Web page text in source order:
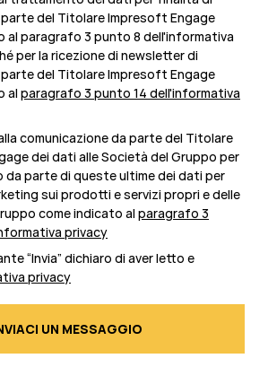
del Titolare Impresoft Engage
al paragrafo 3 punto 8 dell'informativa
per la ricezione di newsletter di
del Titolare Impresoft Engage
al paragrafo 3 punto 14 dell'informativa
comunicazione da parte del Titolare
dei dati alle Società del Gruppo per
parte di queste ultime dei dati per
sui prodotti e servizi propri e delle
come indicato al paragrafo 3
privacy
“Invia” dichiaro di aver letto e
privacy